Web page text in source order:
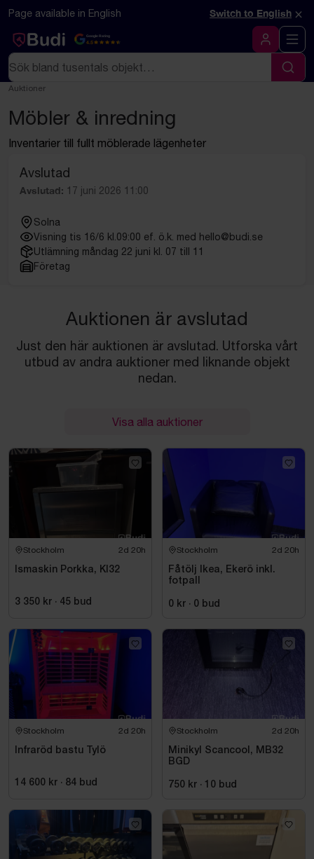
Hoppa till innehåll
Textbaserad (markdown) version av denna sida
Page available in English Switch to English ×
Google Rating
4.5
Logga in
Sök
Sök
Auktioner
Möbler & inredning
Inventarier till fullt möblerade lägenheter
Avslutad
Avslutad: 17 juni 2026 11:00
Solna
Visning tis 16/6 kl.09:00 ef. ö.k. med hello@budi.se
Utlämning måndag 22 juni kl. 07 till 11
Företag
Auktionen är avslutad
Just den här auktionen är avslutad. Utforska vårt
utbud av andra auktioner med liknande objekt
nedan.
Visa alla auktioner
Stockholm 2d 20h
Ismaskin Porkka, Kl32
3 350 kr · 45 bud
Stockholm 2d 20h
Fåtölj Ikea, Ekerö inkl.
fotpall
0 kr · 0 bud
Stockholm 2d 20h
Infraröd bastu Tylö
14 600 kr · 84 bud
Stockholm 2d 20h
Minikyl Scancool, MB32
BGD
750 kr · 10 bud